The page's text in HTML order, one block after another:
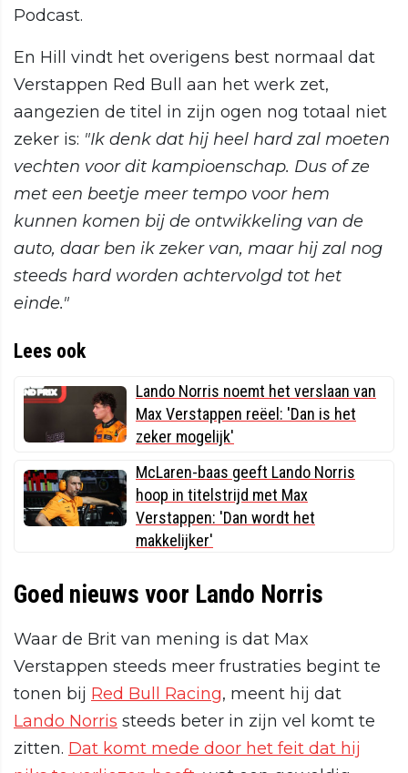
Podcast.
En Hill vindt het overigens best normaal dat
Verstappen Red Bull aan het werk zet,
aangezien de titel in zijn ogen nog totaal niet
zeker is: "Ik denk dat hij heel hard zal moeten
vechten voor dit kampioenschap. Dus of ze
met een beetje meer tempo voor hem
kunnen komen bij de ontwikkeling van de
auto, daar ben ik zeker van, maar hij zal nog
steeds hard worden achtervolgd tot het
einde."
Lees ook
Lando Norris noemt het verslaan van
Max Verstappen reëel: 'Dan is het
zeker mogelijk'
McLaren-baas geeft Lando Norris
hoop in titelstrijd met Max
Verstappen: 'Dan wordt het
makkelijker'
Goed nieuws voor Lando Norris
Waar de Brit van mening is dat Max
Verstappen steeds meer frustraties begint te
tonen bij Red Bull Racing, meent hij dat
Lando Norris steeds beter in zijn vel komt te
zitten. Dat komt mede door het feit dat hij